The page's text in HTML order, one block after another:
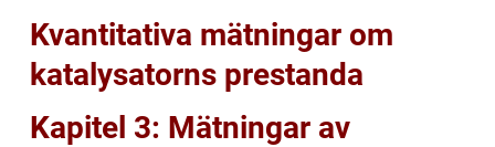
Kvantitativa mätningar om
katalysatorns prestanda
Kapitel 3: Mätningar av